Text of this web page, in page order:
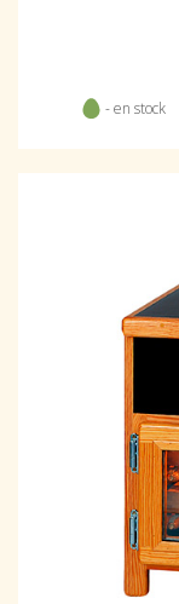
- en stock